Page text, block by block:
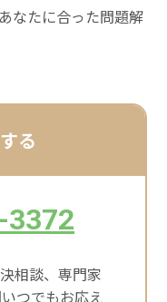
なたに合った問題解
る
相談、専門家
つでもお応え